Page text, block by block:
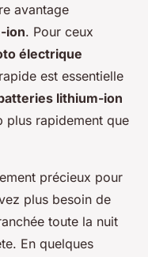
avantage
ion. Pour ceux
électrique
est essentielle
lithium-ion
plus rapidement que
précieux pour
plus besoin de
toute la nuit
En quelques